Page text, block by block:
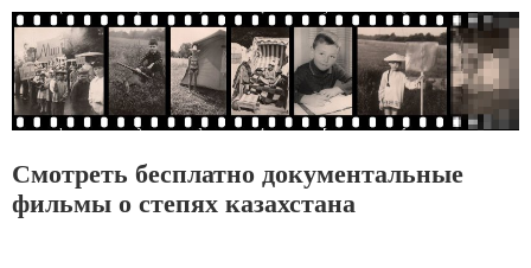
Смотреть бесплатно документальные
фильмы о степях казахстана